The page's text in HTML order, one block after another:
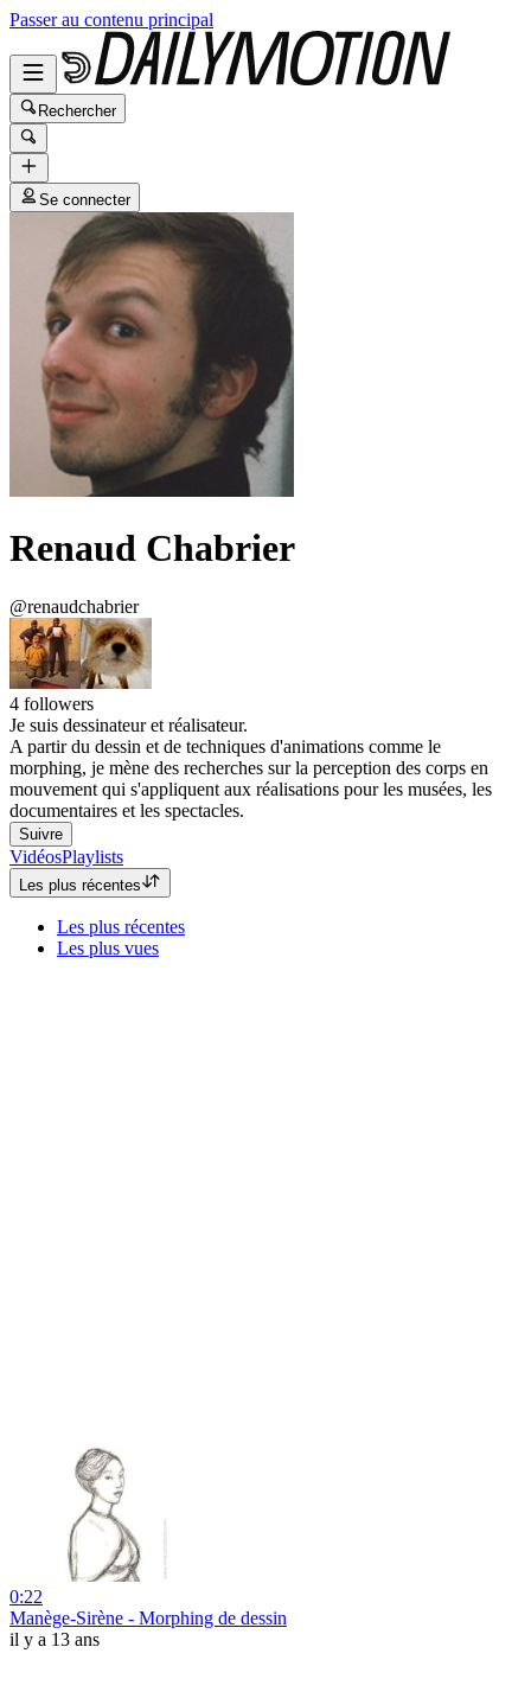
Passer au contenu principal
Rechercher
Se connecter
Renaud Chabrier
@renaudchabrier
4 followers
Je suis dessinateur et réalisateur.
A partir du dessin et de techniques d'animations comme le
morphing, je mène des recherches sur la perception des corps en
mouvement qui s'appliquent aux réalisations pour les musées, les
documentaires et les spectacles.
Suivre
VidéosPlaylists
Les plus récentes
Les plus récentes
Les plus vues
0:22
Manège-Sirène - Morphing de dessin
il y a 13 ans